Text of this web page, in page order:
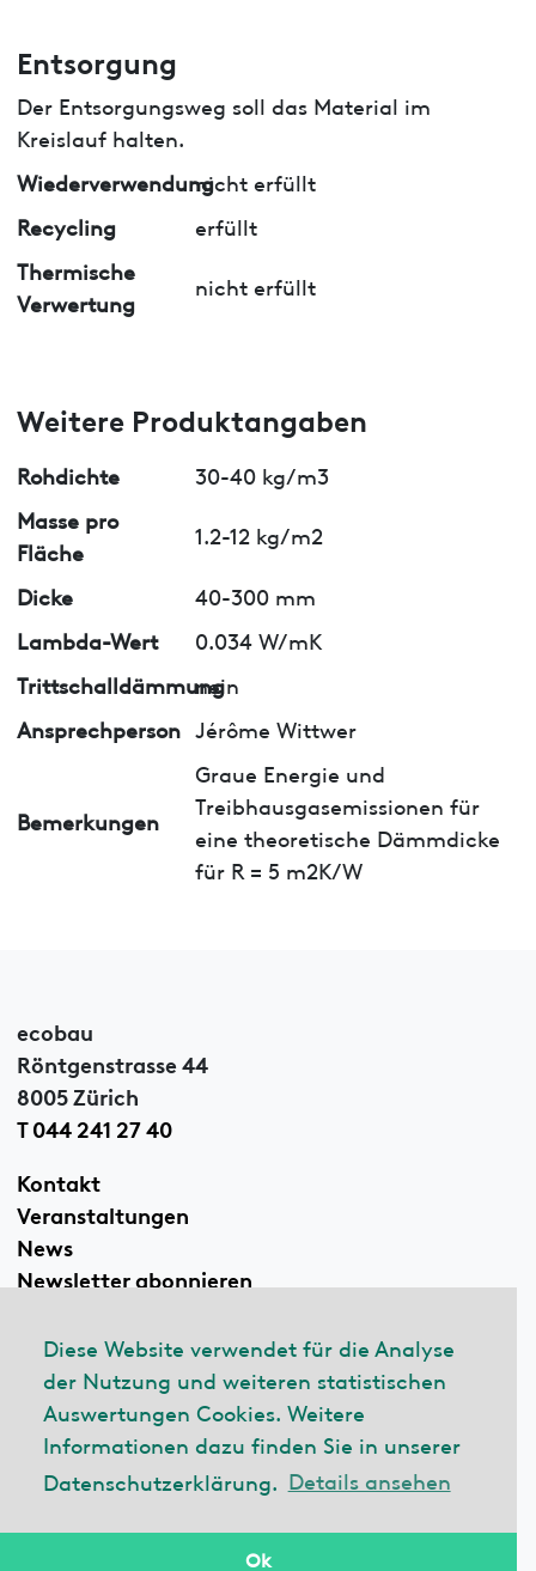
Diese Website verwendet für die Analyse
der Nutzung und weiteren statistischen
Auswertungen Cookies. Weitere
Informationen dazu finden Sie in unserer
Datenschutzerklärung. Details ansehen
Ok
Entsorgung
Der Entsorgungsweg soll das Material im
Kreislauf halten.
Wiederverwendungnicht erfüllt
Recycling
erfüllt
Thermische
Verwertung
nicht erfüllt
Weitere Produktangaben
Rohdichte
30-40 kg/m3
Masse pro
Fläche
1.2-12 kg/m2
Dicke
40-300 mm
Lambda-Wert
0.034 W/mK
Trittschalldämmung
nein
Ansprechperson Jérôme Wittwer
Bemerkungen
Graue Energie und
Treibhausgasemissionen für
eine theoretische Dämmdicke
für R = 5 m2K/W
ecobau
Röntgenstrasse 44
8005 Zürich
T 044 241 27 40
Kontakt
Veranstaltungen
News
Newsletter abonnieren
Linkedin
© 2026 ecobau